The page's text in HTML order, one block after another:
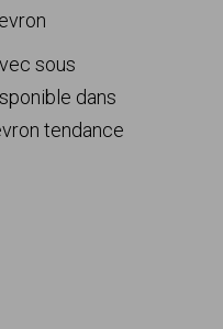
sous
dans
tendance